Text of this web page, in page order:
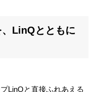
LinQとともに
LinQと直接ふれあえる